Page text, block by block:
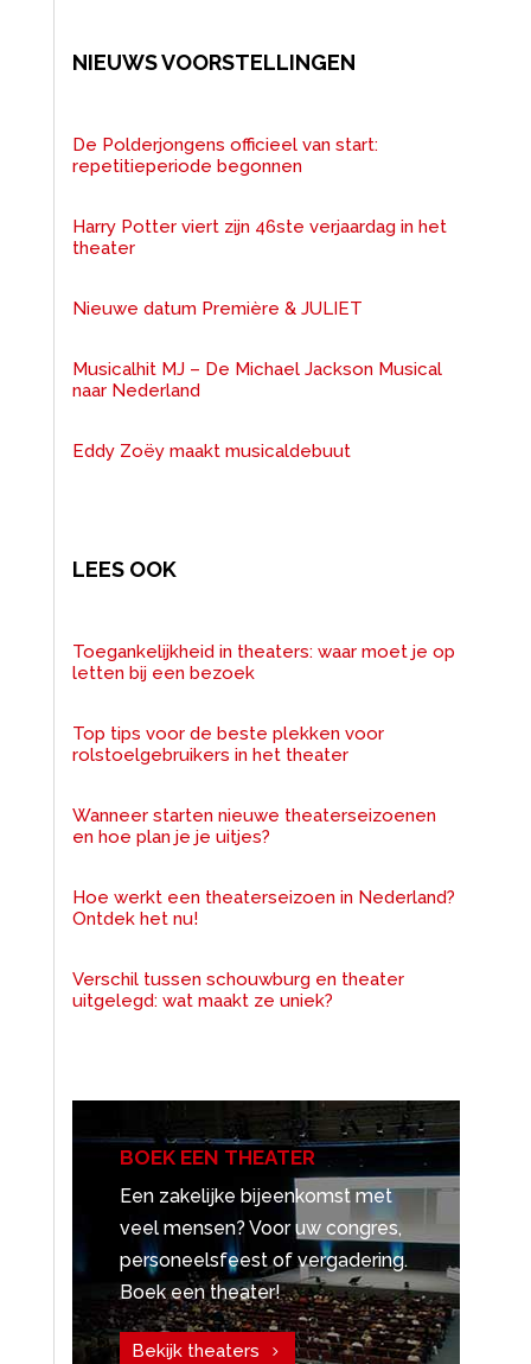
NIEUWS VOORSTELLINGEN
De Polderjongens officieel van start:
repetitieperiode begonnen
Harry Potter viert zijn 46ste verjaardag in het
theater
Nieuwe datum Première & JULIET
Musicalhit MJ – De Michael Jackson Musical
naar Nederland
Eddy Zoëy maakt musicaldebuut
LEES OOK
Toegankelijkheid in theaters: waar moet je op
letten bij een bezoek
Top tips voor de beste plekken voor
rolstoelgebruikers in het theater
Wanneer starten nieuwe theaterseizoenen
en hoe plan je je uitjes?
Hoe werkt een theaterseizoen in Nederland?
Ontdek het nu!
Verschil tussen schouwburg en theater
uitgelegd: wat maakt ze uniek?
BOEK EEN THEATER
Een zakelijke bijeenkomst met
veel mensen? Voor uw congres,
personeelsfeest of vergadering.
Boek een theater!
Bekijk theaters